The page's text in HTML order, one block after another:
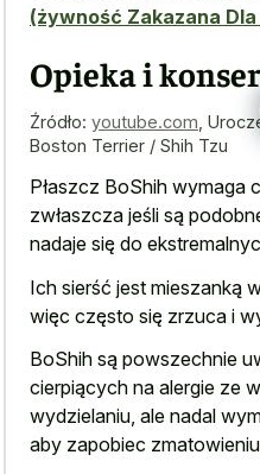
(żywność Zakazana Dla
Opieka i
Źródło: youtube.com
Boston Terrier / Shih Tzu
Płaszcz BoShih wymaga
zwłaszcza jeśli są
nadaje się do
Ich sierść jest mieszanką
więc często się zrzuca i
BoShih są powszechnie
cierpiących na alergie ze
wydzielaniu, ale nadal
aby zapobiec